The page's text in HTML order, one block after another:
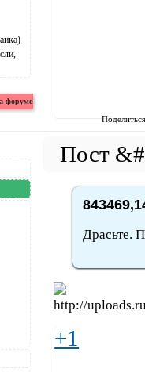
Драсьте.
+1